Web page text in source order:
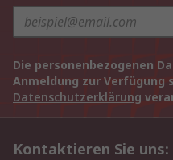
Die personenbezogenen
Anmeldung zur Verfügung
Datenschutzerklärung
Kontaktieren Sie uns: